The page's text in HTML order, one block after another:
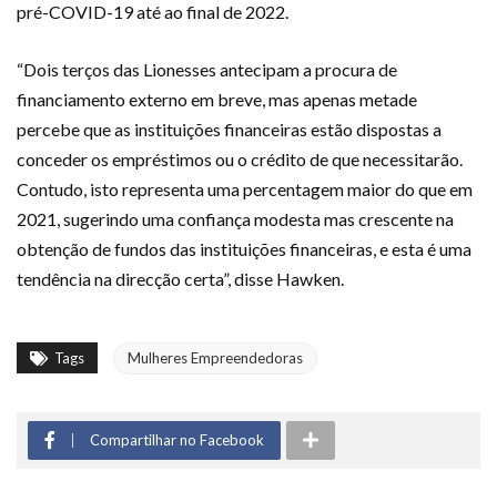
pré-COVID-19 até ao final de 2022.
“Dois terços das Lionesses antecipam a procura de
financiamento externo em breve, mas apenas metade
percebe que as instituições financeiras estão dispostas a
conceder os empréstimos ou o crédito de que necessitarão.
Contudo, isto representa uma percentagem maior do que em
2021, sugerindo uma confiança modesta mas crescente na
obtenção de fundos das instituições financeiras, e esta é uma
tendência na direcção certa”, disse Hawken.
Tags Mulheres Empreendedoras
Compartilhar no Facebook